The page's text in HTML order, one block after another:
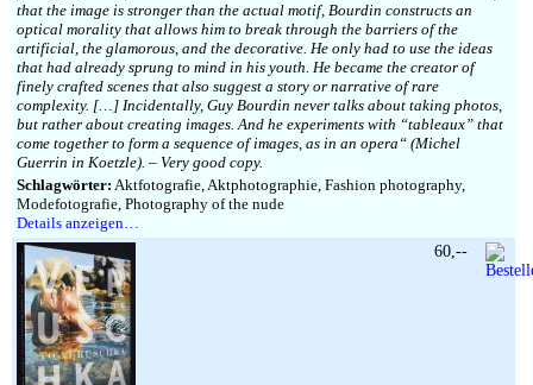
that the image is stronger than the actual motif, Bourdin constructs an
optical morality that allows him to break through the barriers of the
artificial, the glamorous, and the decorative. He only had to use the ideas
that had already sprung to mind in his youth. He became the creator of
finely crafted scenes that also suggest a story or narrative of rare
complexity. […] Incidentally, Guy Bourdin never talks about taking photos,
but rather about creating images. And he experiments with “tableaux” that
come together to form a sequence of images, as in an opera“ (Michel
Guerrin in Koetzle). – Very good copy.
Schlagwörter: Aktfotografie, Aktphotographie, Fashion photography,
Modefotografie, Photography of the nude
Details anzeigen…
60,--